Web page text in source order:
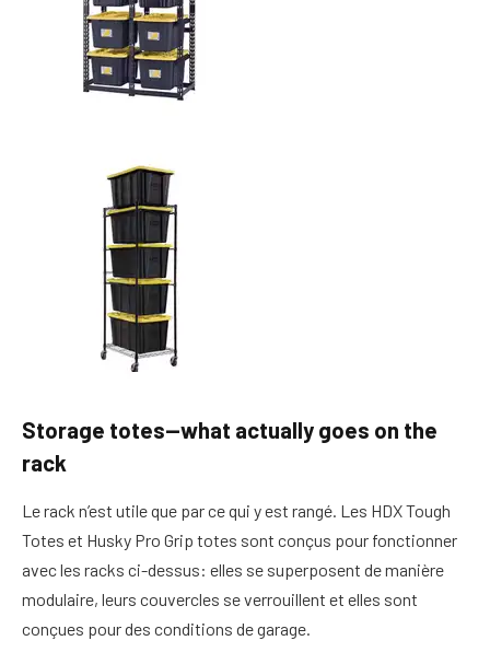
Storage totes—what actually goes on the
rack
Le rack n’est utile que par ce qui y est rangé. Les HDX Tough
Totes et Husky Pro Grip totes sont conçus pour fonctionner
avec les racks ci-dessus: elles se superposent de manière
modulaire, leurs couvercles se verrouillent et elles sont
conçues pour des conditions de garage.